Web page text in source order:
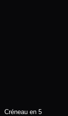
Créneau en 5